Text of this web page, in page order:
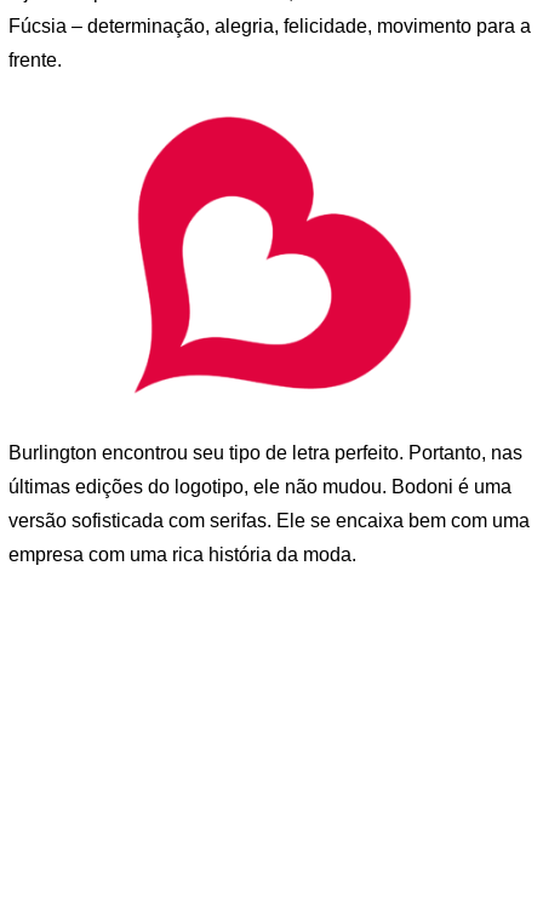
Fúcsia – determinação, alegria, felicidade, movimento para a
frente.
Burlington encontrou seu tipo de letra perfeito. Portanto, nas
últimas edições do logotipo, ele não mudou. Bodoni é uma
versão sofisticada com serifas. Ele se encaixa bem com uma
empresa com uma rica história da moda.